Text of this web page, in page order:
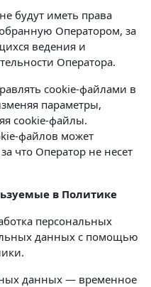
будут иметь права
Оператором, за
ведения и
Оператора.
cookie-файлами в
параметры,
cookie-файлы.
файлов может
что Оператор не несет
в Политике
персональных
данных с помощью
данных — временное